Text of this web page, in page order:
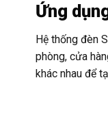
Ứng
Hệ thống đèn
phòng, cửa
khác nhau để